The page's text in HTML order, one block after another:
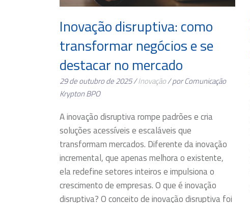
Inovação disruptiva: como
transformar negócios e se
destacar no mercado
29 de outubro de 2025 /Inovação/ por Comunicação
Krypton BPO
A inovação disruptiva rompe padrões e cria
soluções acessíveis e escaláveis que
transformam mercados. Diferente da inovação
incremental, que apenas melhora o existente,
ela redefine setores inteiros e impulsiona o
crescimento de empresas. O que é inovação
disruptiva? O conceito de inovação disruptiva foi